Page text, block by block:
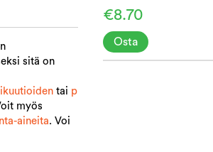
sitä on
tai punaseetrirenkaiden
myös
aineita. Voi
€8.70
Osta